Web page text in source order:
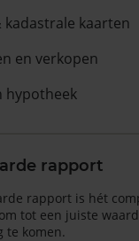
kadastrale kaarten
en verkopen
hypotheek
rapport
rapport is hét
tot een juiste
te komen.